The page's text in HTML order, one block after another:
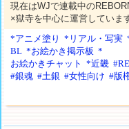
現在はWJで連載中の
×獄寺を中心に運営していま
*アニメ塗り
*リアル・写実
BL *お絵かき掲示板 *
お絵かきチャット
*近畿
#銀魂 #土銀 #女性向け #版